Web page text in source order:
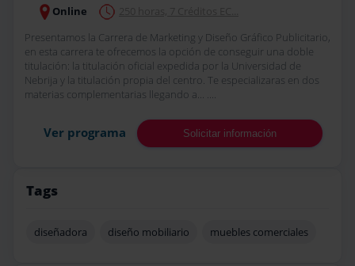
Online
Presentamos la Carrera de Marketing y Diseño Gráfico Publicitario,
en esta carrera te ofrecemos la opción de conseguir una doble
titulación: la titulación oficial expedida por la Universidad de
Nebrija y la titulación propia del centro. Te especializaras en dos
materias complementarias llegando a... ....
Ver programa Solicitar información
Tags
diseñadora diseño mobiliario muebles comerciales